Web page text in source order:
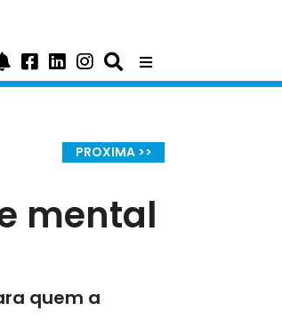
PROXIMA >>
mental
quem a